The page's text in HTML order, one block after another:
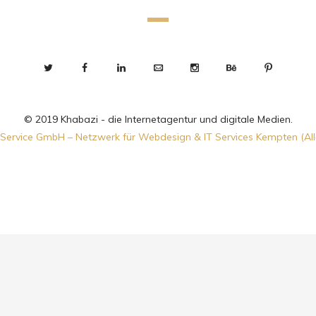
© 2019 Khabazi - die Internetagentur und digitale Medien.
Service GmbH – Netzwerk für Webdesign & IT Services Kempten